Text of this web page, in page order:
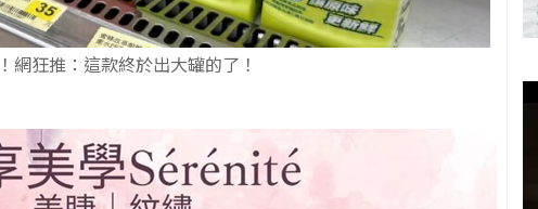
網狂推：這款終於出大罐的了！